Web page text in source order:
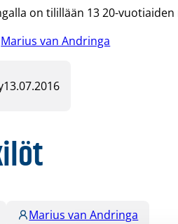
on tilillään 13 20-
Marius van Andringa
13.07.2016
Marius van Andringa